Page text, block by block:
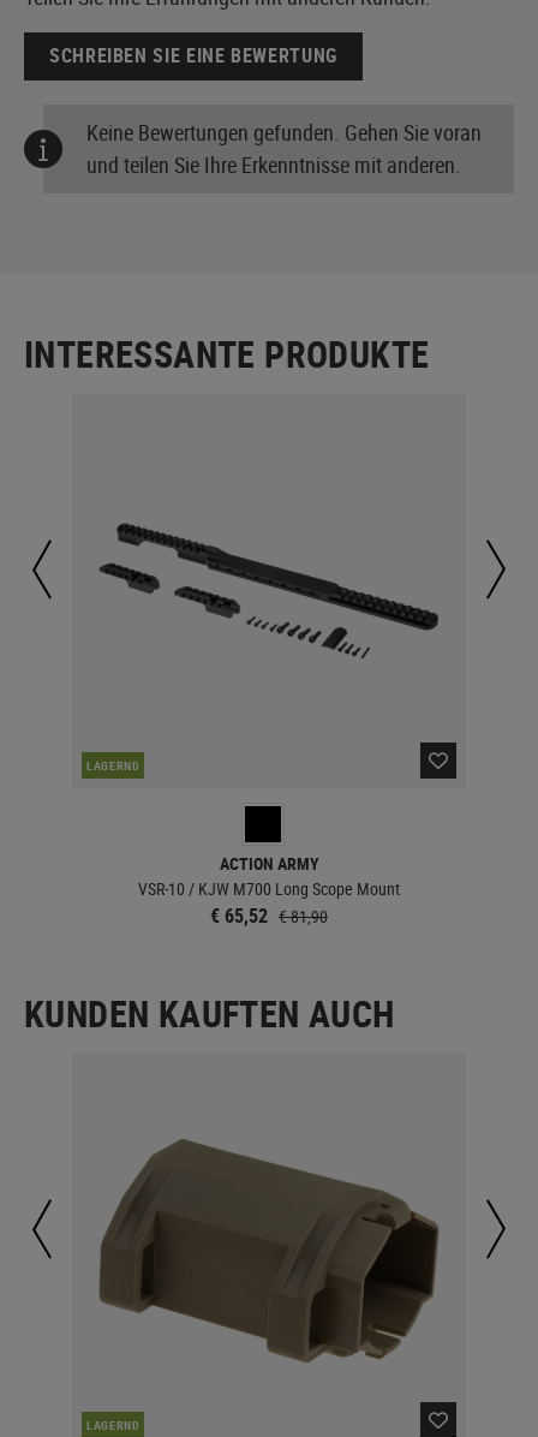
SCHREIBEN SIE EINE BEWERTUNG
Keine Bewertungen gefunden. Gehen Sie voran
und teilen Sie Ihre Erkenntnisse mit anderen.
INTERESSANTE PRODUKTE
LAGERND
ACTION ARMY
VSR-10 / KJW M700 Long Scope Mount
€ 65,52 € 81,90
KUNDEN KAUFTEN AUCH
LAGERND